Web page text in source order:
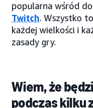
popularna wśród
Twitch. Wszystko
każdej wielkości i
zasady gry.
Wiem, że
podczas kilku